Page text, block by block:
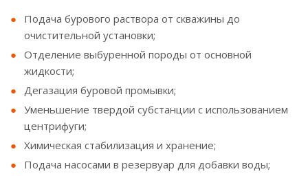
Подача бурового раствора от скважины до
очистительной установки;
Отделение выбуренной породы от основной
жидкости;
Дегазация буровой промывки;
Уменьшение твердой субстанции с использованием
центрифуги;
Химическая стабилизация и хранение;
Подача насосами в резервуар для добавки воды;